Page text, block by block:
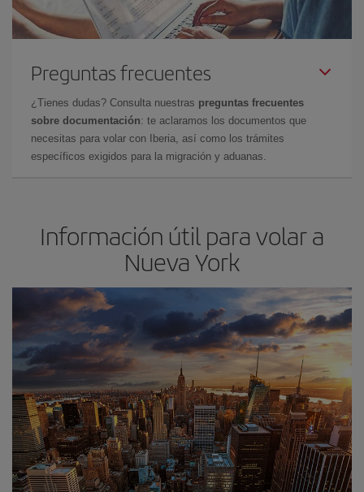
Preguntas frecuentes
¿Tienes dudas? Consulta nuestras preguntas frecuentes
sobre documentación: te aclaramos los documentos que
necesitas para volar con Iberia, así como los trámites
específicos exigidos para la migración y aduanas.
Información útil para volar a
Nueva York